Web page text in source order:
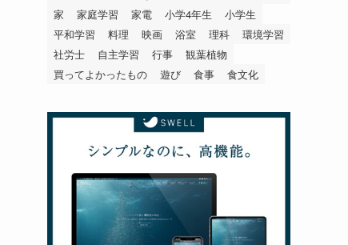
家
家庭学習 家電 小学4年生
小学生
平和学習
料理 映画 浴室 理科
環境学習
社労士
自主学習 行事
観葉植物
買ってよかったもの
遊び 食事 食文化